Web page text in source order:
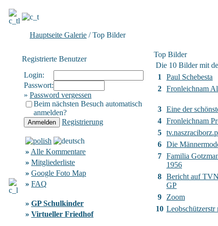
Hauptseite Galerie / Top Bilder
Registrierte Benutzer
Login:
Passwort:
» Password vergessen
Beim nächsten Besuch automatisch
anmelden?
Registrierung
» Alle Kommentare
» Mitgliederliste
» Google Foto Map
» FAQ
» GP Schulkinder
» Virtueller Friedhof
Top Bilder
Die 10 Bilder mit
1
Paul Schebesta
2 Fronleichnam
3 Eine der
4 Fronleichnam
5
6 Die
7 Familia
1956
8 Bericht auf
GP
9
Zoom
10 Leobschützerstr